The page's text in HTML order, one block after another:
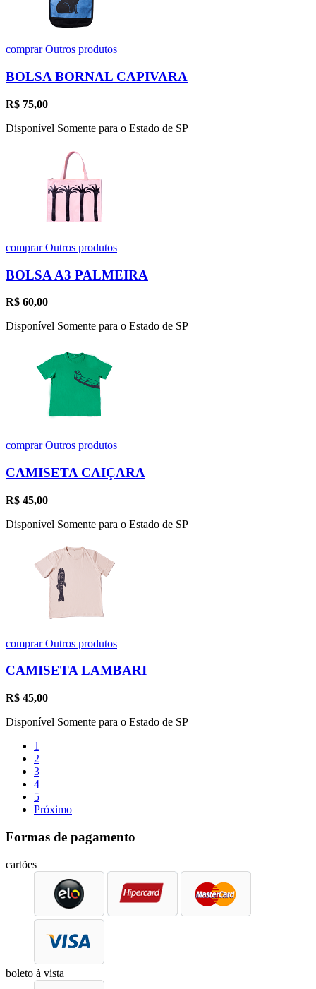
comprarOutros produtos
BOLSA BORNAL CAPIVARA
R$ 75,00
Disponível Somente para o Estado de SP
comprarOutros produtos
BOLSA A3 PALMEIRA
R$ 60,00
Disponível Somente para o Estado de SP
comprarOutros produtos
CAMISETA CAIÇARA
R$ 45,00
Disponível Somente para o Estado de SP
comprarOutros produtos
CAMISETA LAMBARI
R$ 45,00
Disponível Somente para o Estado de SP
1
2
3
4
5
Próximo
Formas de pagamento
cartões
boleto à vista